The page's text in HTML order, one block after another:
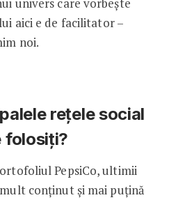
univers care vorbește
aici e de facilitator –
noi.
rețele social
folosiți?
PepsiCo, ultimii
conținut și mai puțină